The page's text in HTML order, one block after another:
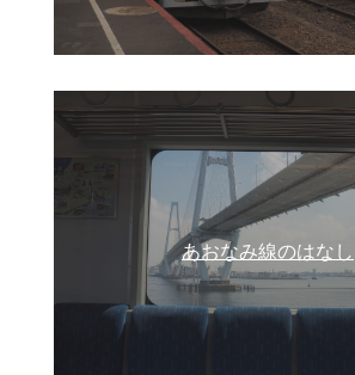
あおなみ線のはなし